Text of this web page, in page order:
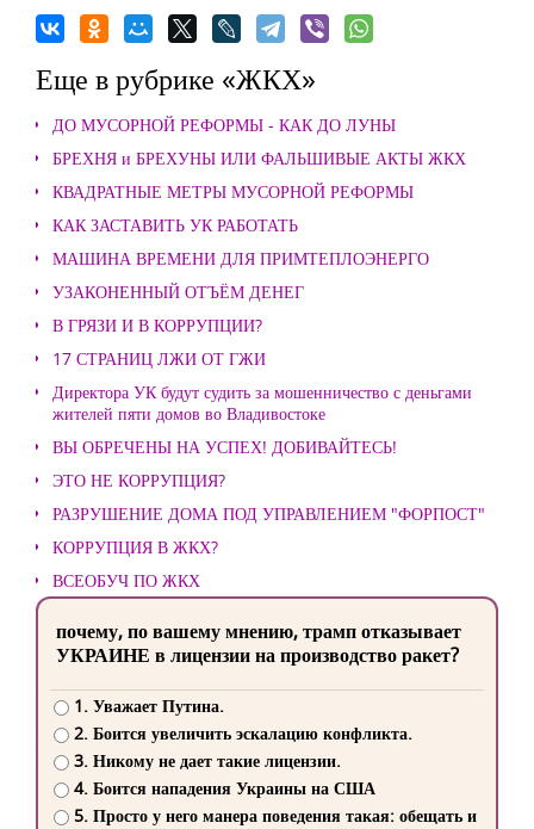
Еще в рубрике «ЖКХ»
ДО МУСОРНОЙ РЕФОРМЫ - КАК ДО ЛУНЫ
БРЕХНЯ и БРЕХУНЫ ИЛИ ФАЛЬШИВЫЕ АКТЫ ЖКХ
КВАДРАТНЫЕ МЕТРЫ МУСОРНОЙ РЕФОРМЫ
КАК ЗАСТАВИТЬ УК РАБОТАТЬ
МАШИНА ВРЕМЕНИ ДЛЯ ПРИМТЕПЛОЭНЕРГО
УЗАКОНЕННЫЙ ОТЪЁМ ДЕНЕГ
В ГРЯЗИ И В КОРРУПЦИИ?
17 СТРАНИЦ ЛЖИ ОТ ГЖИ
Директора УК будут судить за мошенничество с деньгами
жителей пяти домов во Владивостоке
ВЫ ОБРЕЧЕНЫ НА УСПЕХ! ДОБИВАЙТЕСЬ!
ЭТО НЕ КОРРУПЦИЯ?
РАЗРУШЕНИЕ ДОМА ПОД УПРАВЛЕНИЕМ "ФОРПОСТ"
КОРРУПЦИЯ В ЖКХ?
ВСЕОБУЧ ПО ЖКХ
почему, по вашему мнению, трамп отказывает
УКРАИНЕ в лицензии на производство ракет?
1. Уважает Путина.
2. Боится увеличить эскалацию конфликта.
3. Никому не дает такие лицензии.
4. Боится нападения Украины на США
5. Просто у него манера поведения такая: обещать и